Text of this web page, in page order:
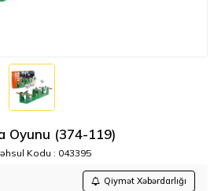
Oyunu (374-119)
Kodu : 043395
Qiymət Xəbərdarlığı